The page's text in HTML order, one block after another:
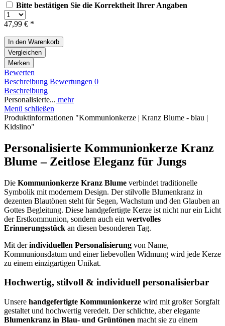
Bitte bestätigen Sie die Korrektheit Ihrer Angaben
47,99 € *
In den Warenkorb
Vergleichen
Merken
Bewerten
Beschreibung Bewertungen 0
Beschreibung
Personalisierte... mehr
Menü schließen
Produktinformationen "Kommunionkerze | Kranz Blume - blau |
Kidslino"
Personalisierte Kommunionkerze Kranz
Blume – Zeitlose Eleganz für Jungs
Die Kommunionkerze Kranz Blume verbindet traditionelle
Symbolik mit modernem Design. Der stilvolle Blumenkranz in
dezenten Blautönen steht für Segen, Wachstum und den Glauben an
Gottes Begleitung. Diese handgefertigte Kerze ist nicht nur ein Licht
der Erstkommunion, sondern auch ein wertvolles
Erinnerungsstück an diesen besonderen Tag.
Mit derindividuellen Personalisierung von Name,
Kommunionsdatum und einer liebevollen Widmung wird jede Kerze
zu einem einzigartigen Unikat.
Hochwertig, stilvoll & individuell personalisierbar
Unsere handgefertigte Kommunionkerze wird mit großer Sorgfalt
gestaltet und hochwertig veredelt. Der schlichte, aber elegante
Blumenkranz in Blau- und Grüntönen macht sie zu einem